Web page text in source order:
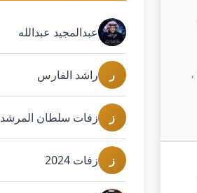
عبدالمجيد عبدالله
ر راشد الفارس
ز زفات سلطان المرشد
ز زفات 2024